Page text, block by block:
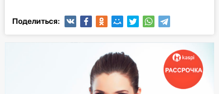
Поделиться: